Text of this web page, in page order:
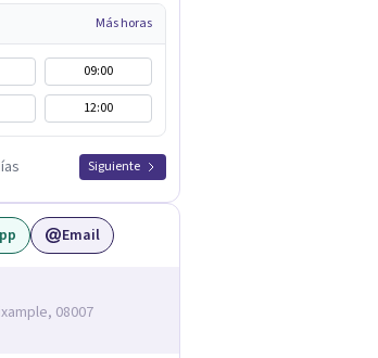
Más horas
09:00
12:00
Siguiente
Email
08007